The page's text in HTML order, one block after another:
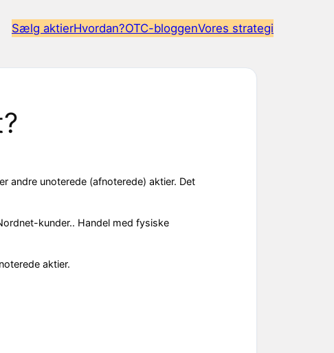
Sælg aktierHvordan?OTC-bloggenVores strategi
andre unoterede (afnoterede) aktier. Det
kunder.. Handel med fysiske
aktier.